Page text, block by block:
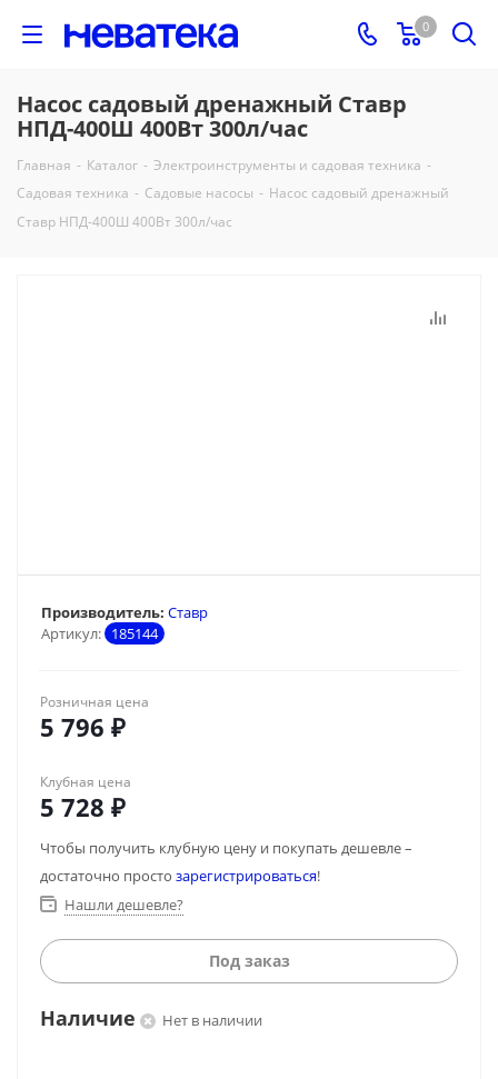
0
Насос садовый дренажный Ставр
НПД-400Ш 400Вт 300л/час
Главная - Каталог - Электроинструменты и садовая техника -
Садовая техника - Садовые насосы - Насос садовый дренажный
Ставр НПД-400Ш 400Вт 300л/час
Артикул: 185144
Производитель: Ставр
Розничная цена
5 796 ₽
Клубная цена
5 728 ₽
Чтобы получить клубную цену и покупать дешевле –
достаточно просто зарегистрироваться!
Нашли дешевле?
Под заказ
Наличие Нет в наличии